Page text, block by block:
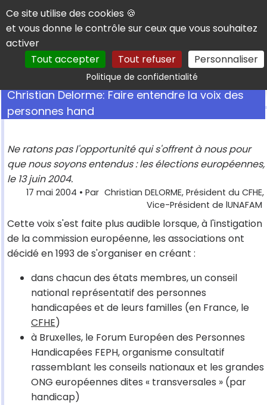
Panneau de gestion des cookies
Ce site utilise des cookies 🍪
et vous donne le contrôle sur ceux que vous souhaitez
activer
Tout accepter
Tout refuser Personnaliser
Politique de confidentialitéRechercher
Christian Delorme: Faire entendre la voix des
personnes hand
Ne ratons pas l'opportunité qui s'offrent à nous pour
que nous soyons entendus : les élections européennes,
le 13 juin 2004.
17 mai 2004 • Par Christian DELORME, Président du CFHE,
Vice-Président de lUNAFAM
Cette voix s'est faite plus audible lorsque, à l'instigation
de la commission européenne, les associations ont
décidé en 1993 de s'organiser en créant :
dans chacun des états membres, un conseil
national représentatif des personnes
handicapées et de leurs familles (en France, le
CFHE)
à Bruxelles, le Forum Européen des Personnes
Handicapées FEPH, organisme consultatif
rassemblant les conseils nationaux et les grandes
ONG européennes dites « transversales » (par
handicap)